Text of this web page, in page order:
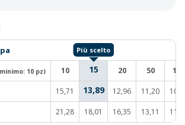
10 pz) 10 15 20 50 100
15,71 13,89 12,96 11,20
21,28 18,01 16,35 13,11